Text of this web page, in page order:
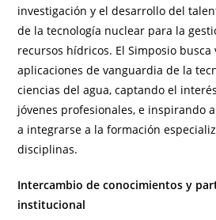
investigación y el desarrollo del
de la tecnología nuclear para la
recursos hídricos. El Simposio
aplicaciones de vanguardia de la
ciencias del agua, captando el
jóvenes profesionales, e inspirando
a integrarse a la formación
disciplinas.
Intercambio de conocimientos y
institucional